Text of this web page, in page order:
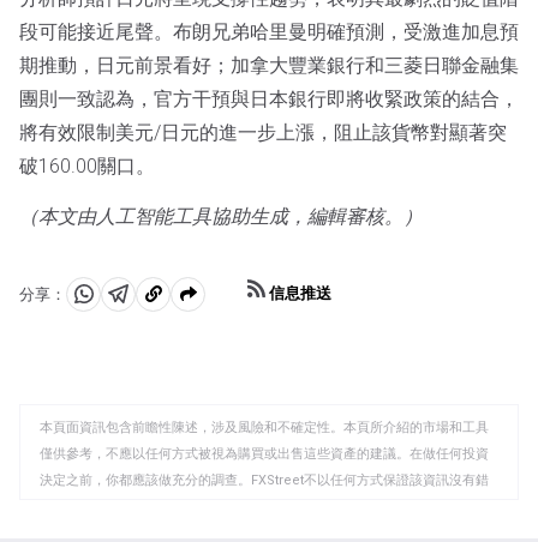
段可能接近尾聲。布朗兄弟哈里曼明確預測，受激進加息預
期推動，日元前景看好；加拿大豐業銀行和三菱日聯金融集
團則一致認為，官方干預與日本銀行即將收緊政策的結合，
將有效限制美元/日元的進一步上漲，阻止該貨幣對顯著突
破160.00關口。
（本文由人工智能工具協助生成，編輯審核。）
分享：
分 分 複
板
信息推送
本頁面資訊包含前瞻性陳述，涉及風險和不確定性。本頁所介紹的市場和工具
僅供參考，不應以任何方式被視為購買或出售這些資產的建議。在做任何投資
決定之前，你都應該做充分的調查。FXStreet不以任何方式保證該資訊沒有錯